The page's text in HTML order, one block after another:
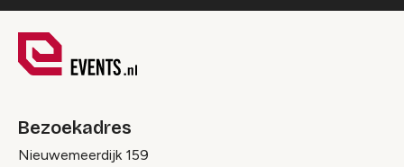
Bezoekadres
Nieuwemeerdijk 159